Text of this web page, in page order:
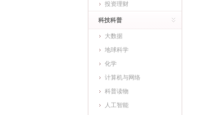
投资理财
科技科普
大数据
地球科学
化学
计算机与网络
科普读物
人工智能